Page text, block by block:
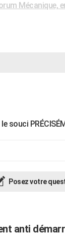
Mécanique,
souci
Posez votre
anti